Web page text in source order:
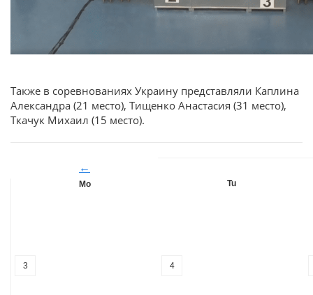
Также в соревнованиях Украину представляли Каплина
Александра (21 место), Тищенко Анастасия (31 место),
Ткачук Михаил (15 место).
←
Mo Tu
3 4